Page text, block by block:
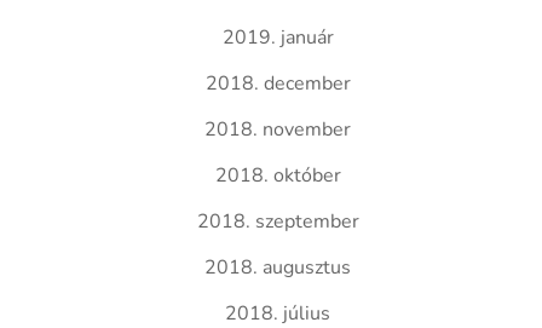
2019. január
2018. december
2018. november
2018. október
2018. szeptember
2018. augusztus
2018. július